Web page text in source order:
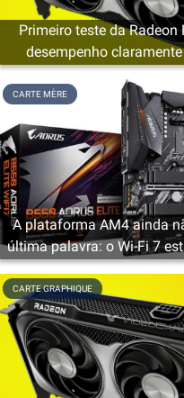
Primeiro teste da Radeon
desempenho
A plataforma AM4 ainda
última palavra: o Wi-Fi 7
CARTE MÈRE
CARTE GRAPHIQUE